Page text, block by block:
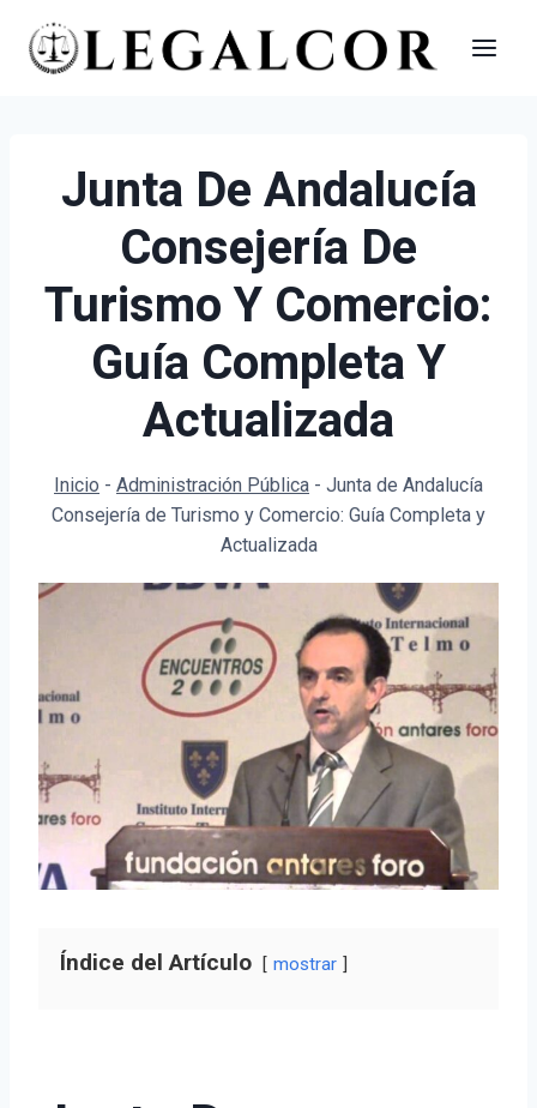
Saltar
Junta De Andalucía
Consejería De
Turismo Y Comercio:
Guía Completa Y
Actualizada
Inicio - Administración Pública - Junta de Andalucía
Consejería de Turismo y Comercio: Guía Completa y
Actualizada
Índice del Artículo mostrar